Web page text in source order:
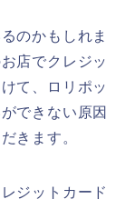
のかもしれま
店でクレジッ
て、ロリポッ
できない原因
きます。
ジットカード